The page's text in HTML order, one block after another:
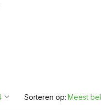
Sorteren op: